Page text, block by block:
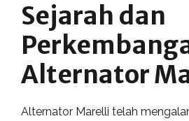
Sejarah dan
Alternator
Alternator Marelli telah